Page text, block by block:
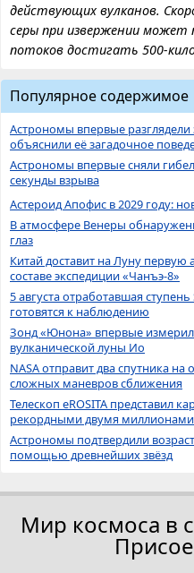
действующих вулканов.
серы при извержении
потоков достигать 500-
Популярное содержимое
Астрономы впервые разглядели
объяснили её загадочное
Астрономы впервые сняли
секунды взрыва
Астероид Апофис в 2029 году:
В атмосфере Венеры
глаз
Китай доставит на Луну
составе экспедиции «Чанъэ-8»
5 августа отработавшая
готовятся к наблюдению
Зонд «Юнона» впервые
вулканической луны Ио
NASA отправит два спутника
сложных маневров сближения
Телескоп eROSITA представил
рекордными двумя
Астрономы подтвердили
помощью древнейших звёзд
Мир космоса в